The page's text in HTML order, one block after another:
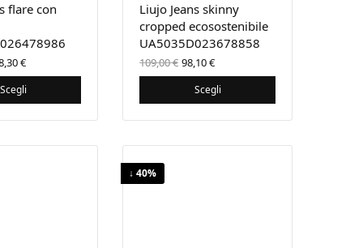
flare con
€.
€Il prezzo
attuale
è:
118,30 €.
Scegli
Liujo Jeans skinny
cropped ecosostenibile
UA5035D023678858
109,00€ Il prezzo
originale
era:
109,00 €.
98,10€Il
prezzo
attuale
è:
Scegli
↓ 40%